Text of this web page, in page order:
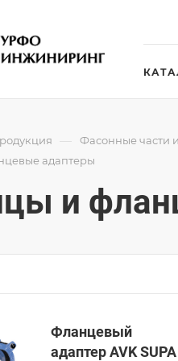
— Фасонные части
адаптеры
и
Фланцевый
адаптер AVK SUPA